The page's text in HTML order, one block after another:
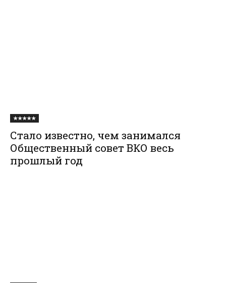
★★★★★
Стало известно, чем занимался
Общественный совет ВКО весь
прошлый год